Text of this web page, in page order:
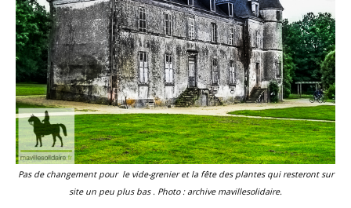
Pas de changement pour le vide-grenier et la fête des plantes qui resteront sur
site un peu plus bas . Photo : archive mavillesolidaire.